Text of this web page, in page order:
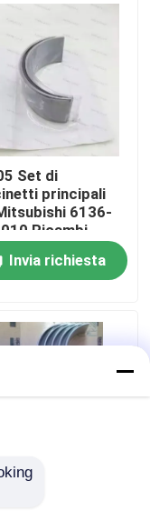
Set di
principali
6136-
Ricambi
per motori
Invia richiesta